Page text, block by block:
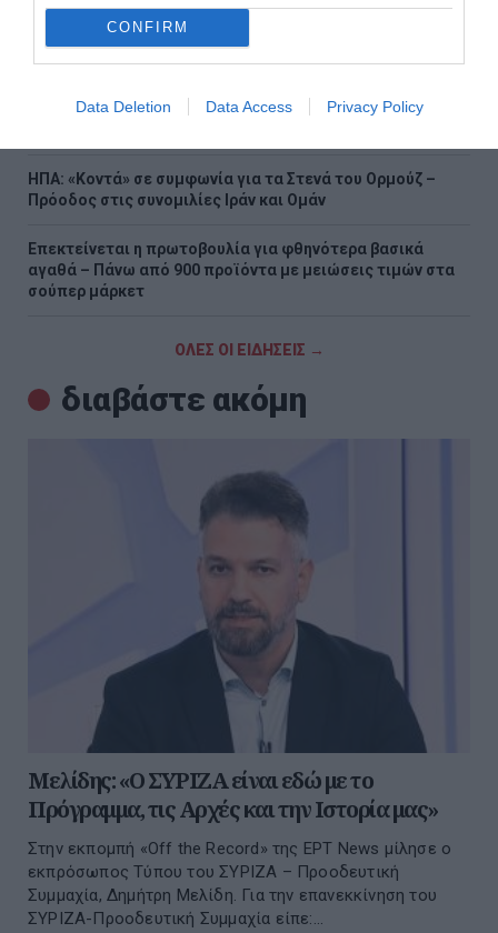
CONFIRM
Data Deletion Data Access Privacy Policy
Υπόθεση Marfin: Την Τρίτη η απολογία της 46χρονης –
«Δεν υπάρχει ταυτοποίηση», υποστηρίζει ο συνήγορός
της
Χαρδαλιάς: «Καμία ανεμογεννήτρια σε καμένες και
ΗΠΑ: «Κοντά» σε συμφωνία για τα Στενά του Ορμούζ –
Πρόοδος στις συνομιλίες Ιράν και Ομάν
Επεκτείνεται η πρωτοβουλία για φθηνότερα βασικά
αγαθά – Πάνω από 900 προϊόντα με μειώσεις τιμών στα
σούπερ μάρκετ
ΟΛΕΣ ΟΙ ΕΙΔΗΣΕΙΣ →
διαβάστε ακόμη
Μελίδης: «Ο ΣΥΡΙΖΑ είναι εδώ με το
Πρόγραμμα, τις Αρχές και την Ιστορία μας»
Στην εκπομπή «Off the Record» της ΕΡΤ News μίλησε ο
εκπρόσωπος Τύπου του ΣΥΡΙΖΑ – Προοδευτική
Συμμαχία, Δημήτρη Μελίδη. Για την επανεκκίνηση του
ΣΥΡΙΖΑ-Προοδευτική Συμμαχία είπε:...